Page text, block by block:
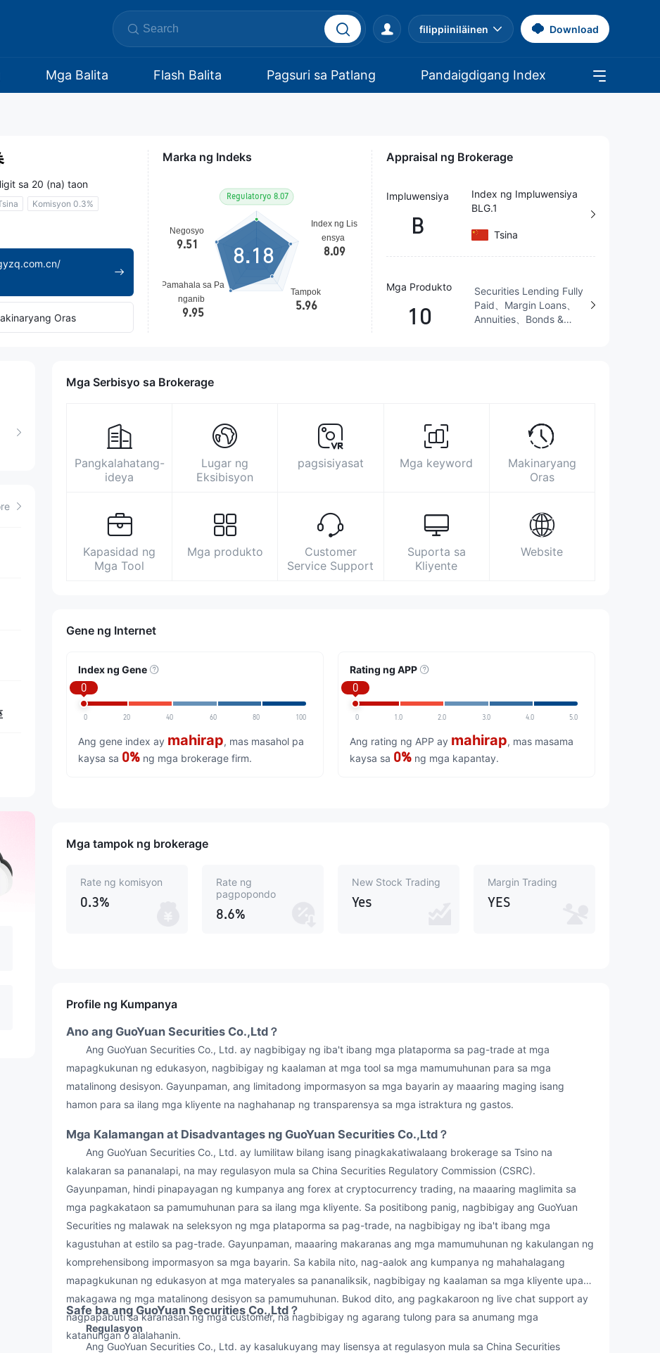
filippiiniläinen Download
Mga Balita Flash Balita Pagsuri sa Patlang Pandaigdigang Index
sa 20 (na) taon
Komisyon 0.3%
Oras
Marka ng Indeks
8.18
Appraisal ng Brokerage
Impluwensiya
B
Index ng Impluwensiya
BLG.1
Tsina
Mga Produkto
10
Securities Lending Fully
Paid、Margin Loans、
Annuities、Bonds &
http://www.gyzq.com.cn/
安徽省合肥市梅山路18号安徽国际金融中心
Mga Serbisyo sa Brokerage
Pangkalahatang-
ideya
Lugar ng
Eksibisyon
pagsisiyasat Mga keyword
Makinaryang
Oras
Kapasidad ng
Mga Tool
Mga produkto
Customer
Service Support
Suporta sa
Kliyente
Website
Gene ng Internet
Index ng Gene
0
0 20 40 60 80 100
Ang gene index ay mahirap, mas masahol pa
kaysa sa 0% ng mga brokerage firm.
Rating ng APP
0
0 1.0 2.0 3.0 4.0 5.0
Ang rating ng APP ay mahirap, mas masama
kaysa sa 0% ng mga kapantay.
Mga tampok ng brokerage
Rate ng komisyon
0.3%
Rate ng
pagpopondo
8.6%
New Stock Trading
Yes
Margin Trading
YES
Profile ng Kumpanya
Ano ang GuoYuan Securities Co.,Ltd？
Ang GuoYuan Securities Co., Ltd. ay nagbibigay ng iba't ibang mga plataporma sa pag-trade at mga
mapagkukunan ng edukasyon, nagbibigay ng kaalaman at mga tool sa mga mamumuhunan para sa mga
matalinong desisyon. Gayunpaman, ang limitadong impormasyon sa mga bayarin ay maaaring maging isang
hamon para sa ilang mga kliyente na naghahanap ng transparensya sa mga istraktura ng gastos.
Mga Kalamangan at Disadvantages ng GuoYuan Securities Co.,Ltd？
Ang GuoYuan Securities Co., Ltd. ay lumilitaw bilang isang pinagkakatiwalaang brokerage sa Tsino na
kalakaran sa pananalapi, na may regulasyon mula sa China Securities Regulatory Commission (CSRC).
Gayunpaman, hindi pinapayagan ng kumpanya ang forex at cryptocurrency trading, na maaaring maglimita sa
mga pagkakataon sa pamumuhunan para sa ilang mga kliyente. Sa positibong panig, nagbibigay ang GuoYuan
Securities ng malawak na seleksyon ng mga plataporma sa pag-trade, na nagbibigay ng iba't ibang mga
kagustuhan at estilo sa pag-trade. Gayunpaman, maaaring makaranas ang mga mamumuhunan ng kakulangan ng
komprehensibong impormasyon sa mga bayarin. Sa kabila nito, nag-aalok ang kumpanya ng mahahalagang
mapagkukunan ng edukasyon at mga materyales sa pananaliksik, nagbibigay ng kaalaman sa mga kliyente upang
makagawa ng mga matalinong desisyon sa pamumuhunan. Bukod dito, ang pagkakaroon ng live chat support ay
nagpapabuti sa karanasan ng mga customer, na nagbibigay ng agarang tulong para sa anumang mga
katanungan o alalahanin.
Safe ba ang GuoYuan Securities Co.,Ltd？
Regulasyon
Ang GuoYuan Securities Co., Ltd. ay kasalukuyang may lisensya at regulasyon mula sa China Securities